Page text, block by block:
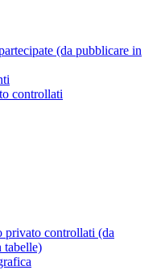
(da pubblicare in
controllati
privato controllati (da
tabelle)